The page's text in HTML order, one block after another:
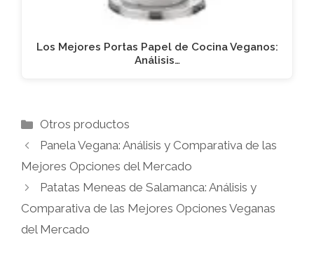
Los Mejores Portas Papel de Cocina Veganos:
Análisis…
Categorías
Otros productos
Panela Vegana: Análisis y Comparativa de las
Mejores Opciones del Mercado
Patatas Meneas de Salamanca: Análisis y
Comparativa de las Mejores Opciones Veganas
del Mercado